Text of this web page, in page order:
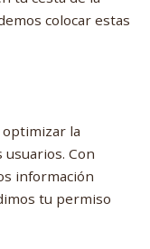
colocar estas
la
Con
información
tu permiso